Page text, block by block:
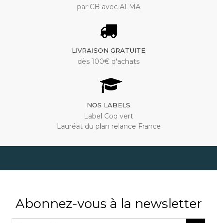
par CB avec ALMA
LIVRAISON GRATUITE
dès 100€ d'achats
NOS LABELS
Label Coq vert
Lauréat du plan relance France
Abonnez-vous à la newsletter